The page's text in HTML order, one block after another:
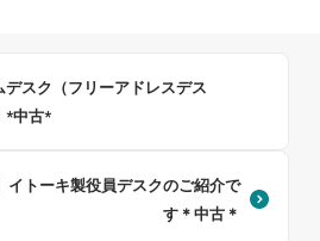
スク（フリーアドレスデス
*中古*
イトーキ製役員デスクのご紹介で
す＊中古＊